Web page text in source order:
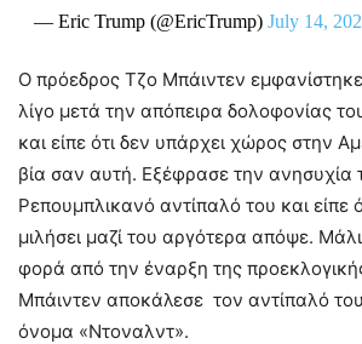
— Eric Trump (@EricTrump) July 14,
Ο πρόεδρος Τζο Μπάιντεν
λίγο μετά την απόπειρα δολοφονίας
και είπε ότι δεν υπάρχει χώρος στην
βία σαν αυτή. Εξέφρασε την ανησυχία
Ρεπουμπλικανό αντίπαλό του και είπε
μιλήσει μαζί του αργότερα απόψε.
φορά από την έναρξη της
Μπάιντεν αποκάλεσε τον αντίπαλό
όνομα «Ντοναλντ».